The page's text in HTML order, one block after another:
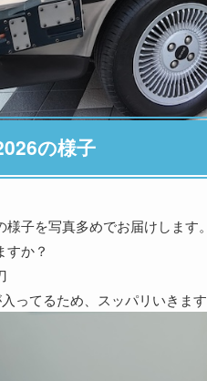
の様子
子を写真多めでお届けします。
すか？
ってるため、スッパリいきます